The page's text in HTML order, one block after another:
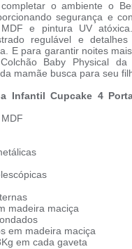
o ambiente o
segurança e
e pintura UV
regulável e detalhes
E para garantir noites
Baby Physical
mamãe busca para seu
Infantil Cupcake 4
madeira maciça
em madeira maciça
em cada gaveta